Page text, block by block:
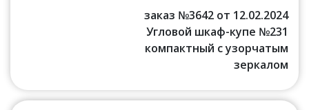
заказ №3642 от 12.02.2024
Угловой шкаф-купе №231
компактный с узорчатым
зеркалом